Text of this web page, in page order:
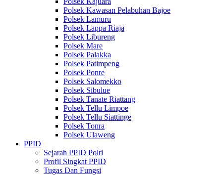
Polsek Kawasan Pelabuhan Bajoe
Polsek Lamuru
Polsek Lappa Riaja
Polsek Libureng
Polsek Mare
Polsek Palakka
Polsek Patimpeng
Polsek Ponre
Polsek Salomekko
Polsek Sibulue
Polsek Tanate Riattang
Polsek Tellu Limpoe
Polsek Tellu Siattinge
Polsek Tonra
Polsek Ulaweng
PPID
Sejarah PPID Polri
Profil Singkat PPID
Tugas Dan Fungsi